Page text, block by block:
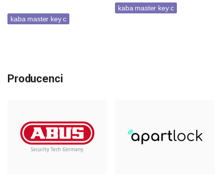
kaba master key c
kaba master key c
Producenci